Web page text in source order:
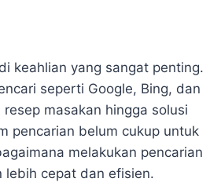
keahlian yang sangat penting.
seperti Google, Bing, dan
masakan hingga solusi
pencarian belum cukup untuk
melakukan pencarian
lebih cepat dan efisien.